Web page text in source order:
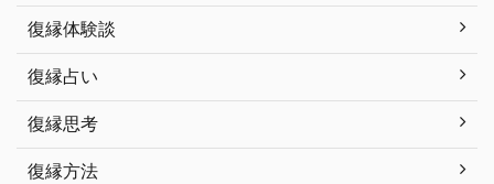
復縁体験談
復縁占い
復縁思考
復縁方法